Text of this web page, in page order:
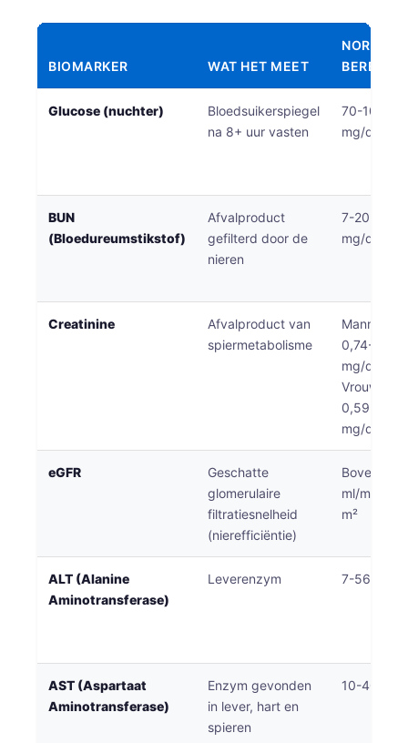
BIOMARKER WAT HET MEET
BEREIK
Glucose (nuchter)
Bloedsuikerspiegel
na 8+ uur vasten
70-100
mg/dL
BUN
(Bloedureumstikstof)
Afvalproduct
gefilterd door de
nieren
7-20
mg/dL
Creatinine
Afvalproduct van
spiermetabolisme
Mannen:
0,74-1,35
mg/dL
Vrouwen:
0,59-1,04
mg/dL
eGFR
Geschatte
glomerulaire
filtratiesnelheid
(nierefficiëntie)
Boven 90
ml/min/
m²
ALT (Alanine
Aminotransferase)
Leverenzym 7-56 U/L
AST (Aspartaat
Aminotransferase)
Enzym gevonden
in lever, hart en
spieren
10-40 U/L